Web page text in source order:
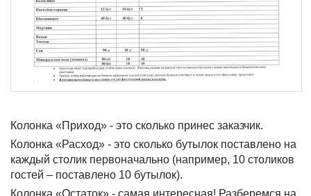
Колонка «Приход» - это сколько принес заказчик.
Колонка «Расход» - это сколько бутылок поставлено на
каждый столик первоначально (например, 10 столиков
гостей – поставлено 10 бутылок).